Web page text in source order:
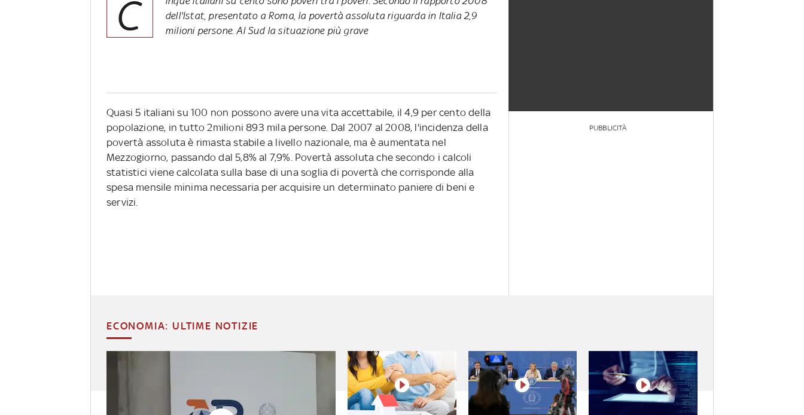
C
dell'Istat, presentato a Roma, la povertà assoluta riguarda in Italia 2,9
milioni persone. Al Sud la situazione più grave
Quasi 5 italiani su 100 non possono avere una vita accettabile, il 4,9 per cento della
popolazione, in tutto 2milioni 893 mila persone. Dal 2007 al 2008, l'incidenza della
povertà assoluta è rimasta stabile a livello nazionale, ma è aumentata nel
Mezzogiorno, passando dal 5,8% al 7,9%. Povertà assoluta che secondo i calcoli
statistici viene calcolata sulla base di una soglia di povertà che corrisponde alla
spesa mensile minima necessaria per acquisire un determinato paniere di beni e
servizi.
PUBBLICITÀ
ECONOMIA: ULTIME NOTIZIE